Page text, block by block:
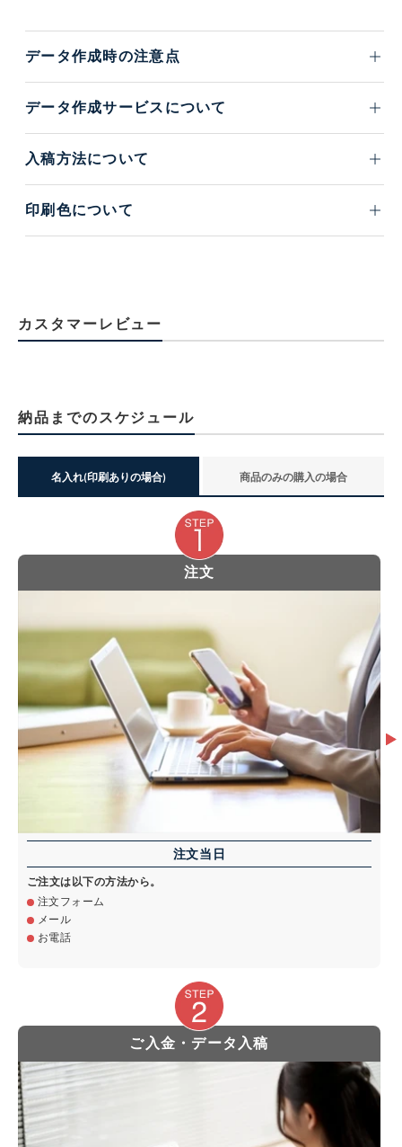
データ作成時の注意点
データ作成サービスについて
入稿方法について
印刷色について
カスタマーレビュー
納品までのスケジュール
名入れ(印刷ありの場合) 商品のみの購入の場合
注文
注文当日
ご注文は以下の方法から。
注文フォーム
メール
お電話
ご入金・データ入稿